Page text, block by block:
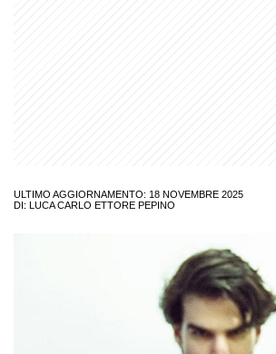
ULTIMO AGGIORNAMENTO: 18 NOVEMBRE 2025
DI: LUCA CARLO ETTORE PEPINO